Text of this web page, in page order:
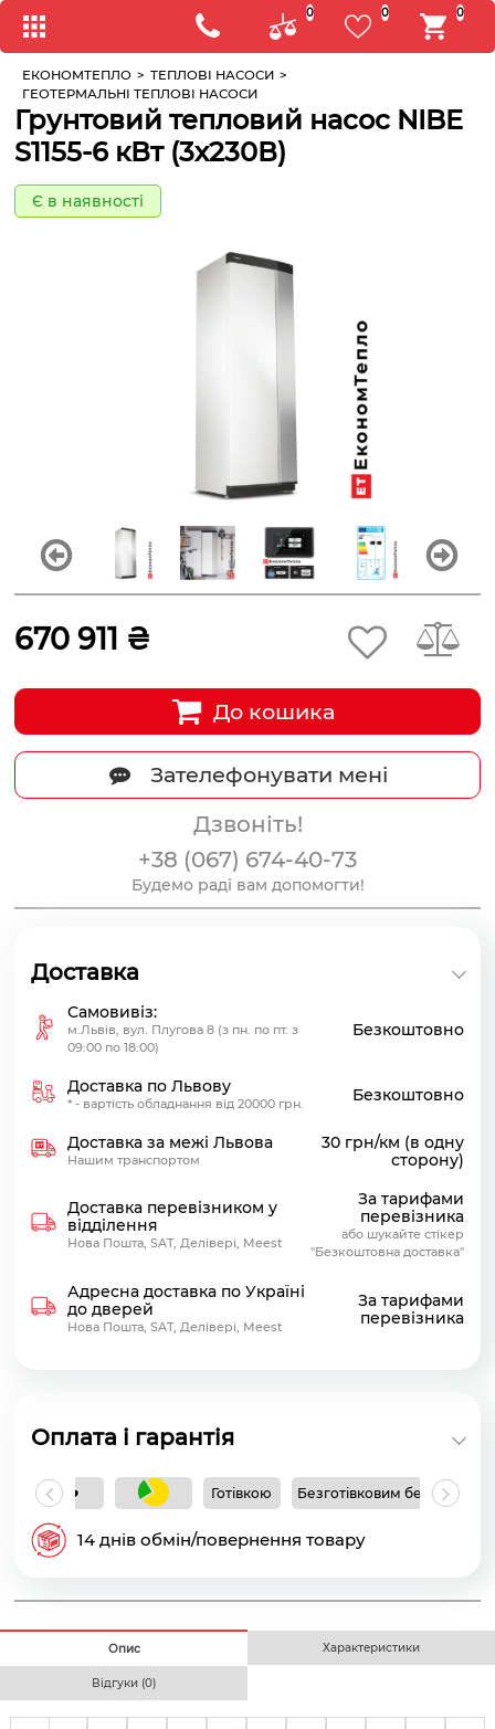
0 0 0
ЕКОНОМТЕПЛО > ТЕПЛОВІ НАСОСИ >
ГЕОТЕРМАЛЬНІ ТЕПЛОВІ НАСОСИ
Грунтовий тепловий насос NIBE
S1155-6 кВт (3х230В)
Є в наявності
670 911 ₴
До кошика
Зателефонувати мені
Дзвоніть!
+38 (067) 674-40-73
Будемо раді вам допомогти!
Доставка
Самовивіз:
м.Львів, вул. Плугова 8 (з пн. по пт. з
09:00 по 18:00)
Безкоштовно
Доставка по Львову
* - вартість обладнання від 20000 грн. Безкоштовно
Доставка за межі Львова
Нашим транспортом
30 грн/км (в одну
сторону)
Доставка перевізником у
відділення
Нова Пошта, SAT, Делівері, Meest
За тарифами
перевізника
або шукайте стікер
"Безкоштовна доставка"
Адресна доставка по Україні
до дверей
Нова Пошта, SAT, Делівері, Meest
За тарифами
перевізника
Оплата і гарантія
Готівкою Безготівковим без ПДВ
14 днів обмін/повернення товару
Опис Характеристики
Відгуки (0)